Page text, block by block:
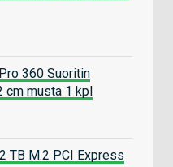
360 Suoritin
cm musta 1 kpl
TB M.2 PCI Express